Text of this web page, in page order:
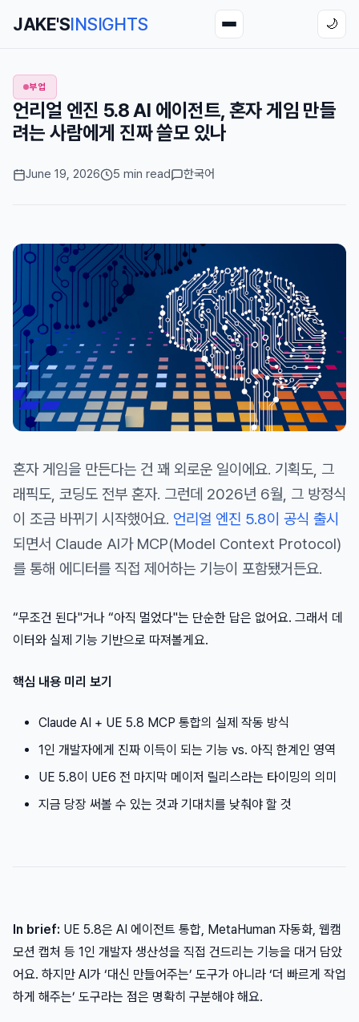
JAKE'SINSIGHTS 🌙
부업
언리얼 엔진 5.8 AI 에이전트, 혼자 게임 만들
려는 사람에게 진짜 쓸모 있나
June 19, 2026 5 min read 한국어
혼자 게임을 만든다는 건 꽤 외로운 일이에요. 기획도, 그
래픽도, 코딩도 전부 혼자. 그런데 2026년 6월, 그 방정식
이 조금 바뀌기 시작했어요. 언리얼 엔진 5.8이 공식 출시
되면서 Claude AI가 MCP(Model Context Protocol)
를 통해 에디터를 직접 제어하는 기능이 포함됐거든요.
“무조건 된다"거나 “아직 멀었다"는 단순한 답은 없어요. 그래서 데
이터와 실제 기능 기반으로 따져볼게요.
핵심 내용 미리 보기
Claude AI + UE 5.8 MCP 통합의 실제 작동 방식
1인 개발자에게 진짜 이득이 되는 기능 vs. 아직 한계인 영역
UE 5.8이 UE6 전 마지막 메이저 릴리스라는 타이밍의 의미
지금 당장 써볼 수 있는 것과 기대치를 낮춰야 할 것
In brief: UE 5.8은 AI 에이전트 통합, MetaHuman 자동화, 웹캠
모션 캡처 등 1인 개발자 생산성을 직접 건드리는 기능을 대거 담았
어요. 하지만 AI가 ‘대신 만들어주는’ 도구가 아니라 ‘더 빠르게 작업
하게 해주는’ 도구라는 점은 명확히 구분해야 해요.